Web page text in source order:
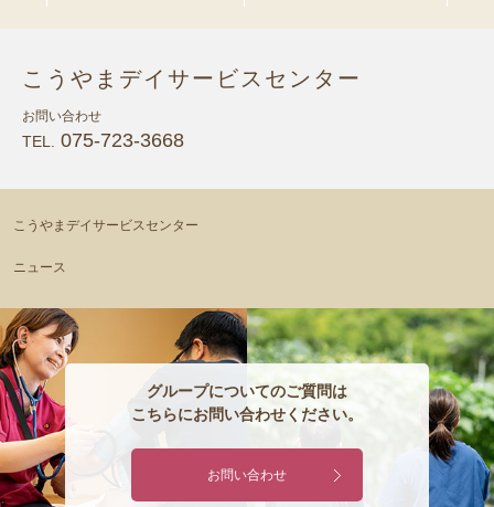
こうやまデイサービスセンター
お問い合わせ
TEL. 075-723-3668
こうやまデイサービスセンター
ニュース
グループについてのご質問は
こちらにお問い合わせください。
お問い合わせ